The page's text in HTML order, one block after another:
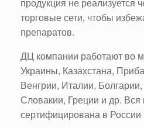
торговые сети, чтобы
препаратов.
ДЦ компании работают во
Украины, Казахстана,
Венгрии, Италии,
Словакии, Греции и др. Вся
сертифицирована в